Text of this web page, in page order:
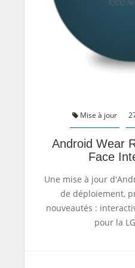
Mise à jour
Android Wear
Face
Une mise à jour
de déploiement,
nouveautés :
pour la